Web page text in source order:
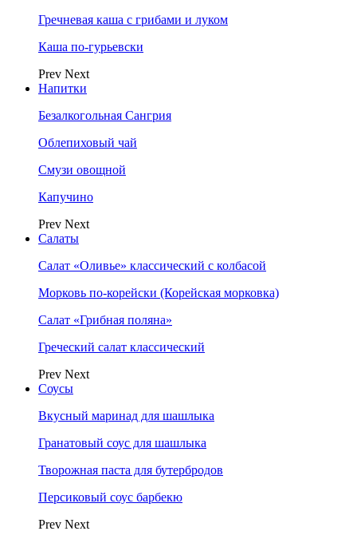
Гречневая каша с грибами и луком
Каша по-гурьевски
Prev Next
Напитки
Безалкогольная Сангрия
Облепиховый чай
Смузи овощной
Капучино
Prev Next
Салаты
Салат «Оливье» классический с колбасой
Морковь по-корейски (Корейская морковка)
Салат «Грибная поляна»
Греческий салат классический
Prev Next
Соусы
Вкусный маринад для шашлыка
Гранатовый соус для шашлыка
Творожная паста для бутербродов
Персиковый соус барбекю
Prev Next